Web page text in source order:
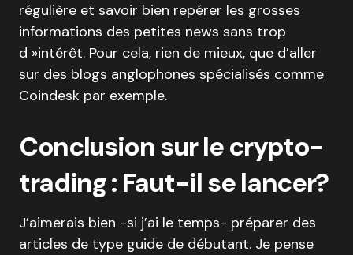
régulière et savoir bien repérer les grosses
informations des petites news sans trop
d »intérêt. Pour cela, rien de mieux, que d’aller
sur des blogs anglophones spécialisés comme
Coindesk par exemple.
Conclusion sur le crypto-
trading : Faut-il se lancer?
J’aimerais bien -si j’ai le temps- préparer des
articles de type guide de débutant. Je pense